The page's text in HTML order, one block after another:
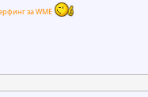
за WME